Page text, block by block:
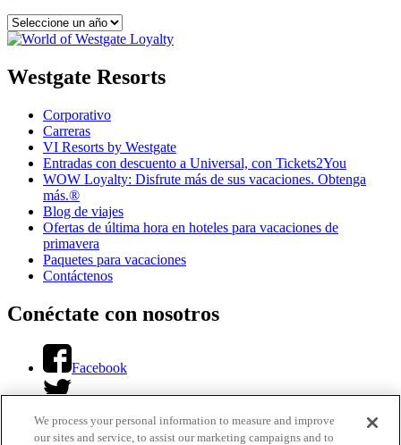
Westgate Resorts
Corporativo
Carreras
VI Resorts by Westgate
Entradas con descuento a Universal, con Tickets2You
WOW Loyalty: Disfrute más de sus vacaciones. Obtenga
más.®
Blog de viajes
Ofertas de última hora en hoteles para vacaciones de
primavera
Paquetes para vacaciones
Contáctenos
Conéctate con nosotros
Facebook
Gorjeo
Instagram
We process your personal information to measure and improve
our sites and service, to assist our marketing campaigns and to